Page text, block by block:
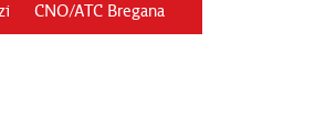
CNO/ATC Bregana